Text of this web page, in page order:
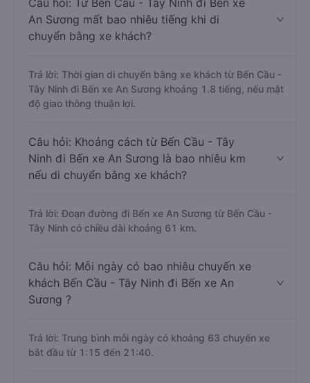
Câu hỏi: Từ Bến Cầu - Tây Ninh đi Bến xe
An Sương mất bao nhiêu tiếng khi di
chuyển bằng xe khách?
Trả lời: Thời gian di chuyển bằng xe khách từ Bến Cầu -
Tây Ninh đi Bến xe An Sương khoảng 1.8 tiếng, nếu mật
độ giao thông thuận lợi.
Câu hỏi: Khoảng cách từ Bến Cầu - Tây
Ninh đi Bến xe An Sương là bao nhiêu km
nếu di chuyển bằng xe khách?
Trả lời: Đoạn đường đi Bến xe An Sương từ Bến Cầu -
Tây Ninh có chiều dài khoảng 61 km.
Câu hỏi: Mỗi ngày có bao nhiêu chuyến xe
khách Bến Cầu - Tây Ninh đi Bến xe An
Sương ?
Trả lời: Trung bình mỗi ngày có khoảng 63 chuyến xe
bắt đầu từ 1:15 đến 21:40.